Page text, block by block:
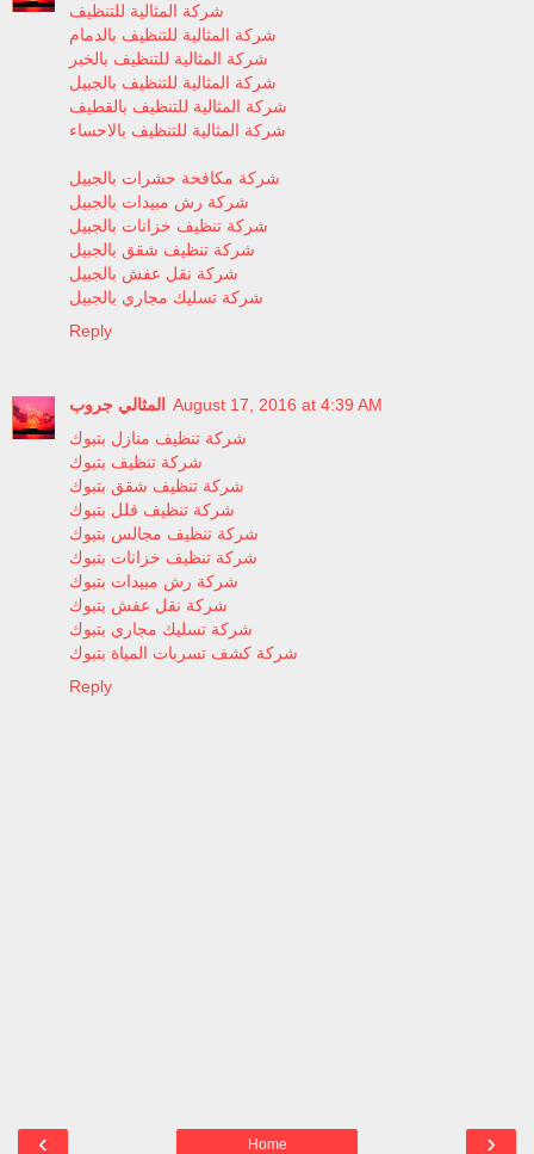
شركة المثالية للتنظيف
شركة المثالية للتنظيف بالدمام
شركة المثالية للتنظيف بالخبر
شركة المثالية للتنظيف بالجبيل
شركة المثالية للتنظيف بالقطيف
شركة المثالية للتنظيف بالاحساء
شركة مكافحة حشرات بالجبيل
شركة رش مبيدات بالجبيل
شركة تنظيف خزانات بالجبيل
شركة تنظيف شقق بالجبيل
شركة نقل عفش بالجبيل
شركة تسليك مجاري بالجبيل
Reply
المثالي جروب
August 17, 2016 at 4:39 AM
شركة تنظيف منازل بتبوك
شركة تنظيف بتبوك
شركة تنظيف شقق بتبوك
شركة تنظيف فلل بتبوك
شركة تنظيف مجالس بتبوك
شركة تنظيف خزانات بتبوك
شركة رش مبيدات بتبوك
شركة نقل عفش بتبوك
شركة تسليك مجاري بتبوك
شركة كشف تسربات المياة بتبوك
Reply
‹ ›
Home